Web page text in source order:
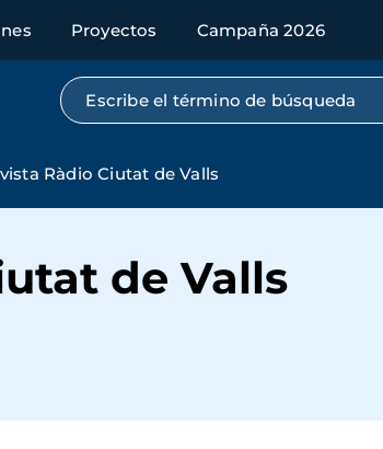
Proyectos Campaña 2026
Búsqueda por texto completo
Ràdio Ciutat de Valls
de Valls